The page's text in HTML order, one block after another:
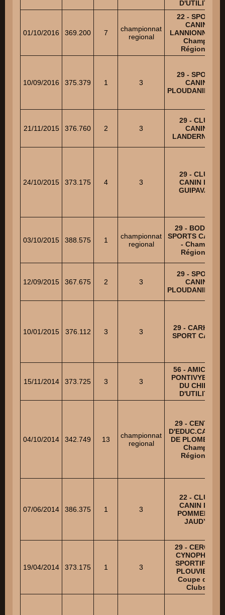
D'UTILITE
01/10/2016 369.200 7
championnat
regional
22 - SPORT
CANIN
LANNIONNAIS -
Champ.
Régional
10/09/2016 375.379 1 3
29 - SPORT
CANIN
PLOUDANIELOIS
21/11/2015 376.760 2 3
29 - CLUB
CANIN
LANDERNEEN
24/10/2015 373.175 4 3
29 - CLUB
CANIN DE
GUIPAVAS
03/10/2015 388.575 1
championnat
regional
29 - BODILIS
SPORTS CANINS
- Champ.
Régional
12/09/2015 367.675 2 3
29 - SPORT
CANIN
PLOUDANIELOIS
10/01/2015 376.112 3 3
29 - CARHAIX
SPORT CANIN
15/11/2014 373.725 3 3
56 - AMICALE
PONTIVYENNE
DU CHIEN
D'UTILITE
04/10/2014 342.749 13
championnat
regional
29 - CENTRE
D'EDUC.CANINE
DE PLOMEUR -
Champ.
Régional
07/06/2014 386.375 1 3
22 - CLUB
CANIN DE
POMMERIT
JAUDY
19/04/2014 373.175 1 3
29 - CERCLE
CYNOPHILE
SPORTIF DE
PLOUVIEN -
Coupe des
Clubs